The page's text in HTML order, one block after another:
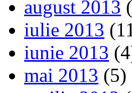
august 2013
iulie 2013
iunie 2013
mai 2013 (5)